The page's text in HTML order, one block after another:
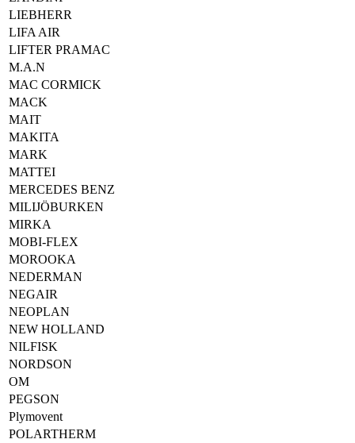
LIEBHERR
LIFA AIR
LIFTER PRAMAC
M.A.N
MAC CORMICK
MACK
MAIT
MAKITA
MARK
MATTEI
MERCEDES BENZ
MILIJÖBURKEN
MIRKA
MOBI-FLEX
MOROOKA
NEDERMAN
NEGAIR
NEOPLAN
NEW HOLLAND
NILFISK
NORDSON
OM
PEGSON
Plymovent
POLARTHERM